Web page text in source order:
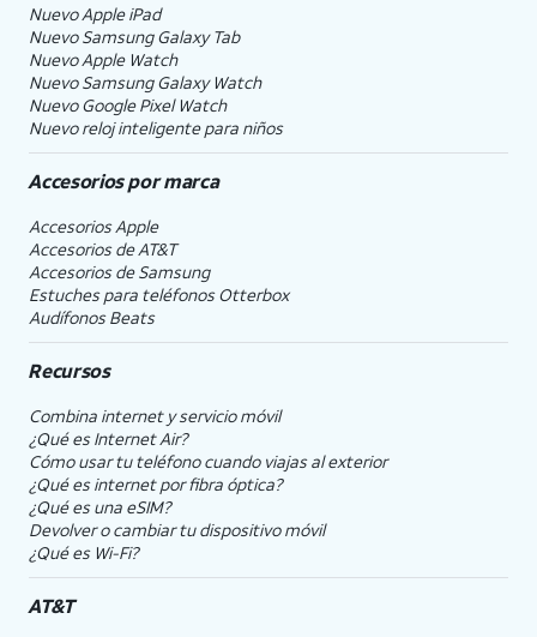
Nuevo Apple iPad
Nuevo Samsung Galaxy Tab
Nuevo Apple Watch
Nuevo Samsung Galaxy Watch
Nuevo Google Pixel Watch
Nuevo reloj inteligente para niños
Accesorios por marca
Accesorios Apple
Accesorios deAT&T
Accesorios de Samsung
Estuches para teléfonos Otterbox
Audífonos Beats
Recursos
Combina internet y servicio móvil
¿Qué es Internet Air?
Cómo usar tu teléfono cuando viajas al exterior
¿Qué es internet por fibra óptica?
¿Qué es una eSIM?
Devolver o cambiar tu dispositivo móvil
¿Qué es Wi-Fi?
AT&T